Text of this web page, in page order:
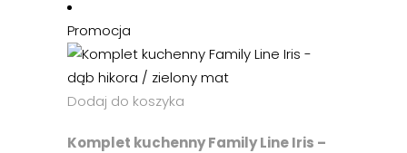
Promocja
Dodaj do koszyka
Komplet kuchenny Family Line Iris –